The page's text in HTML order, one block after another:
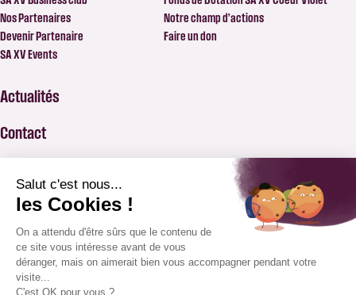
Nos Partenaires
Devenir Partenaire
SA XV Events
Notre champ d’actions
Faire un don
Actualités
Contact
BILLETTERIE
APPLICATION SAXV
BOUTIQUE